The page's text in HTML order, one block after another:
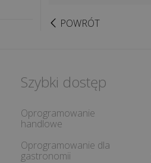
POWRÓT
Szybki dostęp
Oprogramowanie
handlowe
Oprogramowanie dla
gastronomii